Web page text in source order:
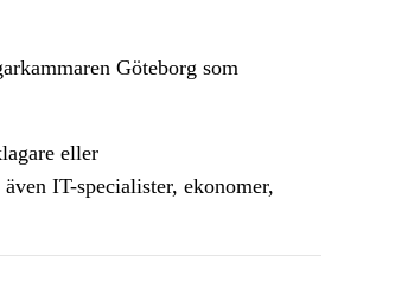
Göteborg som
eller
IT-specialister, ekonomer,